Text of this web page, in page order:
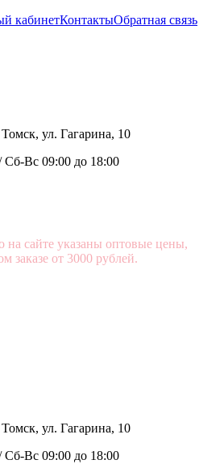
кабинетКонтактыОбратная связь
Томск, ул. Гагарина, 10
Сб-Вс 09:00 до 18:00
на сайте указаны оптовые цены,
заказе от 3000 рублей.
Томск, ул. Гагарина, 10
Сб-Вс 09:00 до 18:00